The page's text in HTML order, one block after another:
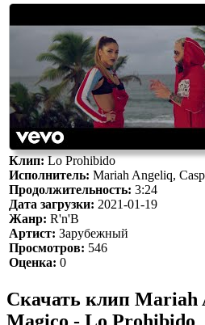
Клип:Lo Prohibido
Исполнитель: Mariah Angeliq,
Продолжительность: 3:24
Дата загрузки: 2021-01-19
Жанр: R'n'B
Артист: Зарубежный
Просмотров: 546
Оценка: 0
Скачать клип Mariah